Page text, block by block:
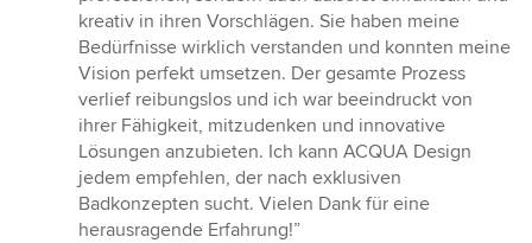
kreativ in ihren Vorschlägen. Sie haben meine
Bedürfnisse wirklich verstanden und konnten meine
Vision perfekt umsetzen. Der gesamte Prozess
verlief reibungslos und ich war beeindruckt von
ihrer Fähigkeit, mitzudenken und innovative
Lösungen anzubieten. Ich kann ACQUA Design
jedem empfehlen, der nach exklusiven
Badkonzepten sucht. Vielen Dank für eine
herausragende Erfahrung!”